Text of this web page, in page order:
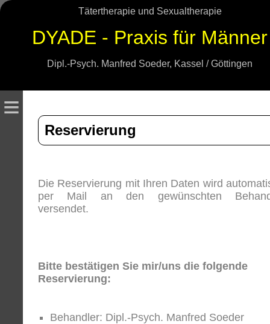
Tätertherapie und Sexualtherapie
DYADE - Praxis für Männer
Dipl.-Psych. Manfred Soeder, Kassel / Göttingen
≡
Reservierung
Die Reservierung mit Ihren Daten wird
per Mail an den gewünschten
versendet.
Bitte bestätigen Sie mir/uns die folgende
Reservierung:
Behandler: Dipl.-Psych. Manfred Soeder